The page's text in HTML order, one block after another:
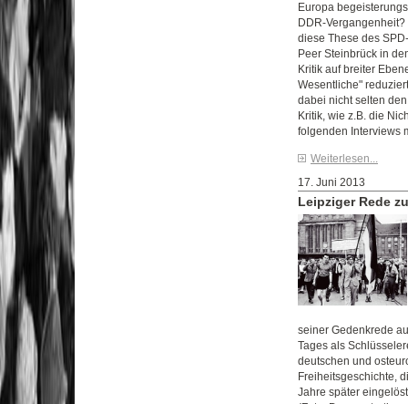
Europa
DDR-
diese These des
Peer Steinbrück in
Kritik auf breiter
Wesentliche"
dabei nicht selten
Kritik, wie z.B. die
folgenden Interviews
Weiterlesen...
17. Juni 2013
Leipziger Rede
seiner Gedenkrede
Tages als
deutschen und
Freiheitsgeschichte,
Jahre später